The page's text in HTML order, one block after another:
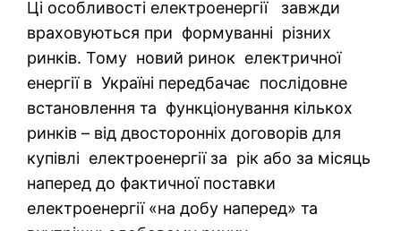
​Ці особливості електроенергії завжди
враховуються при формуванні різних
ринків. Тому новий ринок електричної
енергії в Україні передбачає послідовне
встановлення та функціонування кількох
ринків – від двосторонніх договорів для
купівлі електроенергії за рік або за місяць
наперед до фактичної поставки
електроенергії «на добу наперед» та